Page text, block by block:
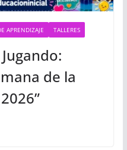
APRENDIZAJE TALLERES
de la